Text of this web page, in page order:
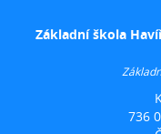
Základní škola
736